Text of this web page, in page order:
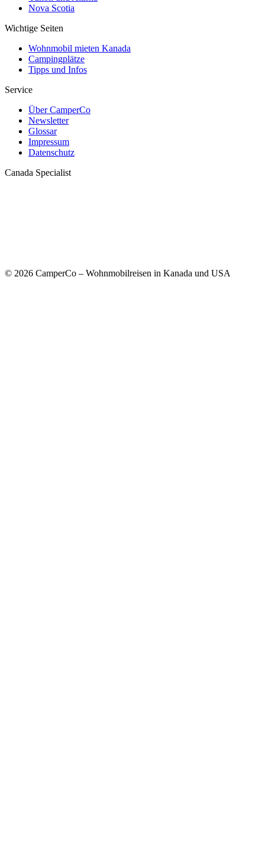
Nova Scotia
Wichtige Seiten
Wohnmobil mieten Kanada
Campingplätze
Tipps und Infos
Service
Über CamperCo
Newsletter
Glossar
Impressum
Datenschutz
Canada Specialist
© 2026 CamperCo – Wohnmobilreisen in Kanada und USA